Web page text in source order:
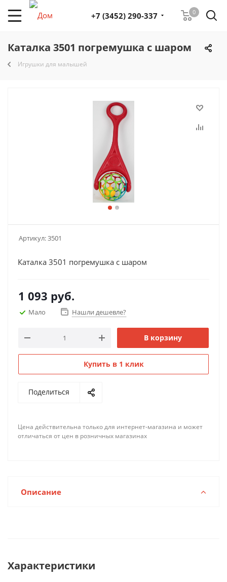
0
+7 (3452) 290-337
Каталка 3501 погремушка с шаром
Игрушки для малышей
Артикул:3501
Каталка 3501 погремушка с шаром
1 093 руб.
Мало Нашли дешевле?
В корзину
Купить в 1 клик
Поделиться
Цена действительна только для интернет-магазина и может
отличаться от цен в розничных магазинах
Описание
Характеристики